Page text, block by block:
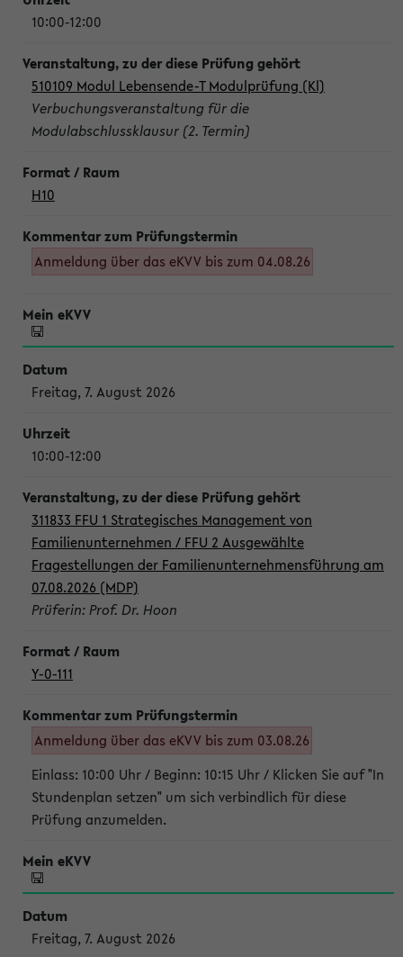
10:00-12:00
510109 Modul Lebensende-T Modulprüfung (Kl)
Verbuchungsveranstaltung für die
Modulabschlussklausur (2. Termin)
H10
Anmeldung über das eKVV bis zum 04.08.26
Freitag, 7. August 2026
10:00-12:00
311833 FFU 1 Strategisches Management von
Familienunternehmen / FFU 2 Ausgewählte
Fragestellungen der Familienunternehmensführung am
07.08.2026 (MDP)
Prüferin: Prof. Dr. Hoon
Y-0-111
Anmeldung über das eKVV bis zum 03.08.26
Einlass: 10:00 Uhr / Beginn: 10:15 Uhr / Klicken Sie auf "In
Stundenplan setzen" um sich verbindlich für diese
Prüfung anzumelden.
Freitag, 7. August 2026